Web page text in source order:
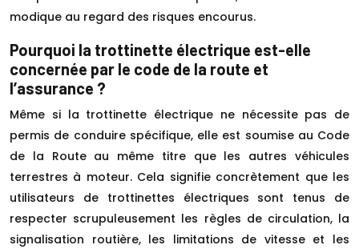
modique au regard des risques encourus.
Pourquoi la trottinette électrique est-elle
concernée par le code de la route et
l’assurance ?
Même si la trottinette électrique ne nécessite pas de
permis de conduire spécifique, elle est soumise au Code
de la Route au même titre que les autres véhicules
terrestres à moteur. Cela signifie concrètement que les
utilisateurs de trottinettes électriques sont tenus de
respecter scrupuleusement les règles de circulation, la
signalisation routière, les limitations de vitesse et les